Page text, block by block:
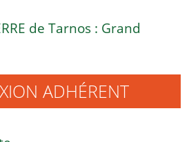
de Tarnos : Grand
ADHÉRENT